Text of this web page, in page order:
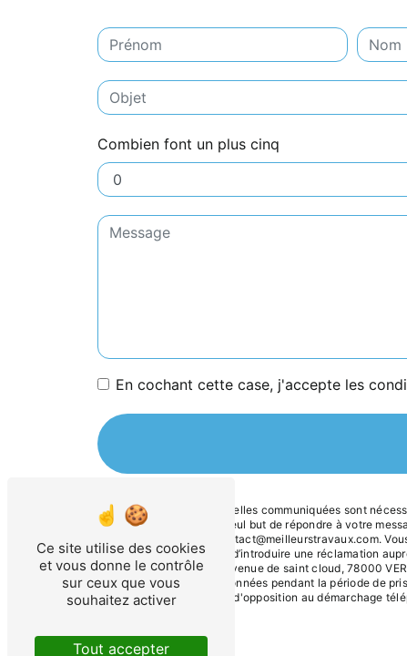
Combien font un plus cinq
En cochant cette case, j'accepte les
** Les données personnelles communiquées sont
sous-traitants dans le seul but de répondre à votre
78000 VERSAILLES contact@meilleurstravaux.com.
tout moment et du droit d’introduire une réclamation
postale à l'adresse 79 avenue de saint cloud, 78000
Nous conservons vos données pendant la période de
vous inscrire sur la liste d'opposition au démarchage
Ce site utilise des cookies
et vous donne le contrôle
sur ceux que vous
souhaitez activer
Tout accepter